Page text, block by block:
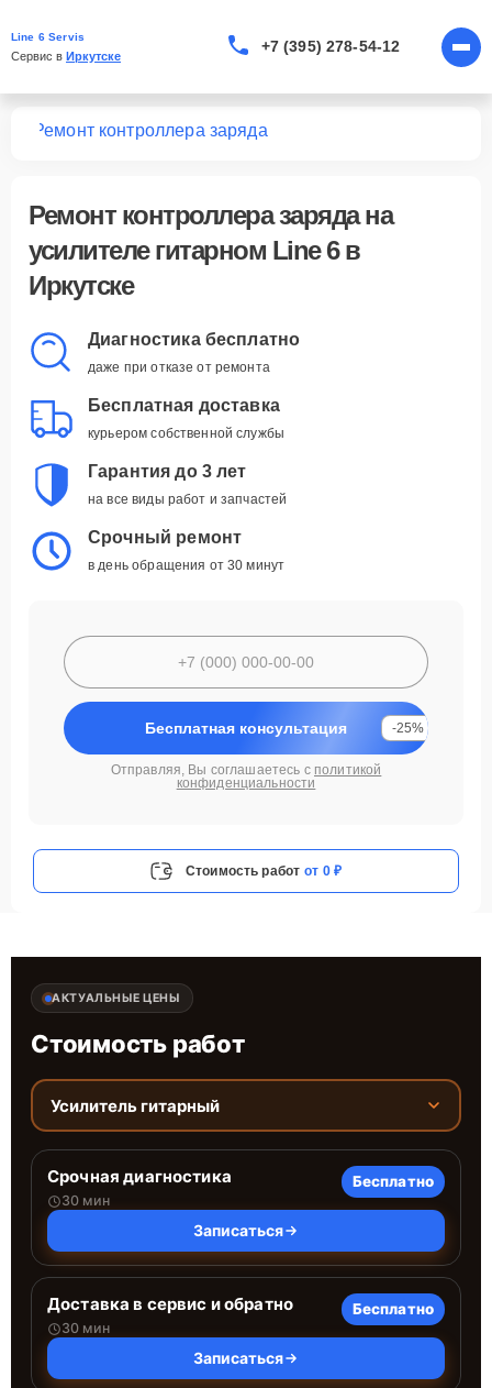
Line 6 Servis
Сервис в Иркутске
+7 (395) 278-54-12
Ремонт контроллера заряда
Ремонт контроллера зарядана
усилителе гитарном Line 6 в
Иркутске
Диагностика бесплатно
даже при отказе от ремонта
Бесплатная доставка
курьером собственной службы
Гарантия до 3 лет
на все виды работ и запчастей
Срочный ремонт
в день обращения от 30 минут
Бесплатная консультация -25%
Отправляя, Вы соглашаетесь с политикой
конфиденциальности
Стоимость работ от 0 ₽
АКТУАЛЬНЫЕ ЦЕНЫ
Стоимость работ
Усилитель гитарный
Срочная диагностика
30 мин
Бесплатно
Записаться
Доставка в сервис и обратно
30 мин
Бесплатно
Записаться